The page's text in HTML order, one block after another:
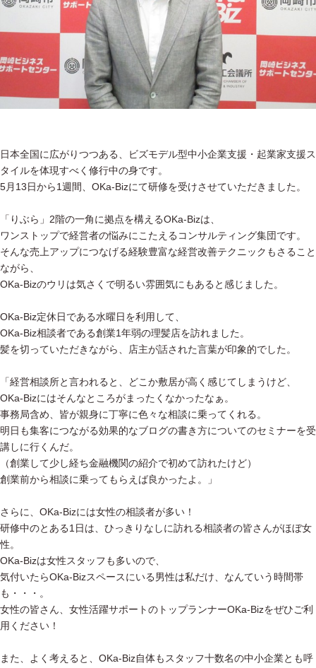
日本全国に広がりつつある、ビズモデル型中小企業支援・起業家支援ス
タイルを体現すべく修行中の身です。
5月13日から1週間、OKa-Bizにて研修を受けさせていただきました。
「りぶら」2階の一角に拠点を構えるOKa-Bizは、
ワンストップで経営者の悩みにこたえるコンサルティング集団です。
そんな売上アップにつなげる経験豊富な経営改善テクニックもさること
ながら、
OKa-Bizのウリは気さくで明るい雰囲気にもあると感じました。
OKa-Biz定休日である水曜日を利用して、
OKa-Biz相談者である創業1年弱の理髪店を訪れました。
髪を切っていただきながら、店主が話された言葉が印象的でした。
「経営相談所と言われると、どこか敷居が高く感じてしまうけど、
OKa-Bizにはそんなところがまったくなかったなぁ。
事務局含め、皆が親身に丁寧に色々な相談に乗ってくれる。
明日も集客につながる効果的なブログの書き方についてのセミナーを受
講しに行くんだ。
（創業して少し経ち金融機関の紹介で初めて訪れたけど）
創業前から相談に乗ってもらえば良かったよ。」
さらに、OKa-Bizには女性の相談者が多い！
研修中のとある1日は、ひっきりなしに訪れる相談者の皆さんがほぼ女
性。
OKa-Bizは女性スタッフも多いので、
気付いたらOKa-Bizスペースにいる男性は私だけ、なんていう時間帯
も・・・。
女性の皆さん、女性活躍サポートのトップランナーOKa-Bizをぜひご利
用ください！
また、よく考えると、OKa-Biz自体もスタッフ十数名の中小企業とも呼